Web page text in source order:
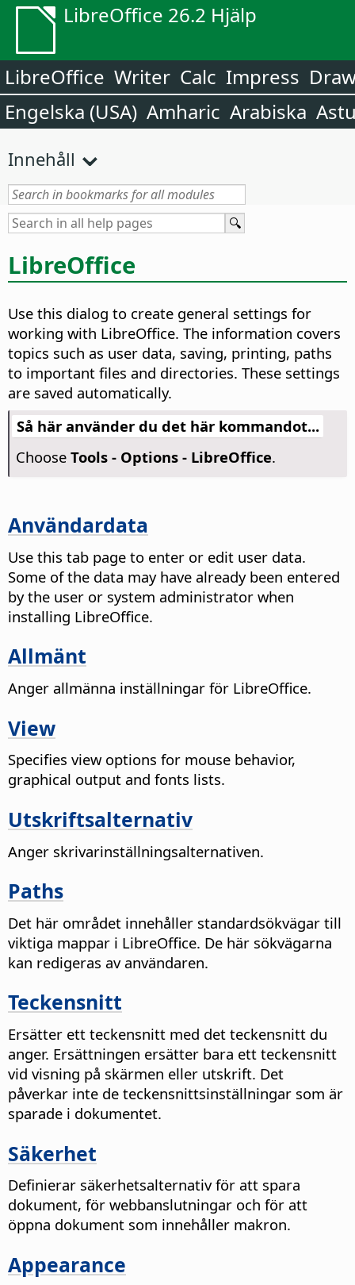
LibreOffice 26.2 Hjälp
LibreOffice Writer Calc Impress
Engelska (USA) Amharic Arabiska
Innehåll
LibreOffice
Use this dialog to create general settings for
working with LibreOffice. The information covers
topics such as user data, saving, printing, paths
to important files and directories. These settings
are saved automatically.
Så här använder du det här kommandot...
Choose Tools - Options- LibreOffice.
Användardata
Use this tab page to enter or edit user data.
Some of the data may have already been entered
by the user or system administrator when
installing LibreOffice.
Allmänt
Anger allmänna inställningar för LibreOffice.
View
Specifies view options for mouse behavior,
graphical output and fonts lists.
Utskriftsalternativ
Anger skrivarinställningsalternativen.
Paths
Det här området innehåller standardsökvägar till
viktiga mappar i LibreOffice. De här sökvägarna
kan redigeras av användaren.
Teckensnitt
Ersätter ett teckensnitt med det teckensnitt du
anger. Ersättningen ersätter bara ett teckensnitt
vid visning på skärmen eller utskrift. Det
påverkar inte de teckensnittsinställningar som är
sparade i dokumentet.
Säkerhet
Definierar säkerhetsalternativ för att spara
dokument, för webbanslutningar och för att
öppna dokument som innehåller makron.
Appearance